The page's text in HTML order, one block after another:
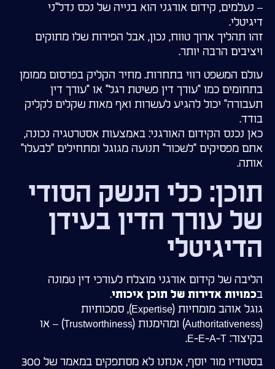
– נעלמים, קידום אורגני הוא בנייה של נכס נדל"ני
דיגיטלי.
זהו תהליך ארוך טווח, נכון, אבל הפירות שלו מתוקים
ויציבים הרבה יותר.
עולם המשפט רווי בתחרות. מחיר הקליק בפרסום ממומן
בתחומים כמו "עורך דין פשיטת רגל" או "עורך דין
תעבורה" יכול להגיע לעשרות ואף מאות שקלים לקליק
בודד.
כאן נכנס הקידום האורגני: באמצעות אסטרטגיה נכונה,
אתם מפסיקים "לשכור" תנועה מגוגל ומתחילים "לבעלו"
אותה.
תוכן: כלי הנשק הסודי
של עורך הדין בעידן
הדיגיטלי
הליבה של קידום אורגני מוצלח לעורכי דין טמונה
בכמויות אדירות של תוכן איכותי.
גוגל אוהב מומחיות (Expertise), סמכותיות
(Authoritativeness) ומהימנות (Trustworthiness) – או
בקיצור: E-E-A-T.
בסטודיו מור יוסף, אנחנו לא מסתפקים במאמר של 300